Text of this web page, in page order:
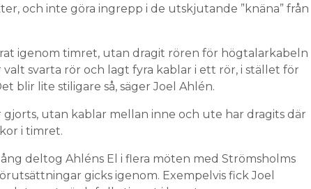
och inte göra ingrepp i de utskjutande ”knäna” från
igenom timret, utan dragit rören för högtalarkabeln
svarta rör och lagt fyra kablar i ett rör, i stället för
blir lite stiligare så, säger Joel Ahlén.
utan kablar mellan inne och ute har dragits där
i timret.
deltog Ahléns El i flera möten med Strömsholms
gicks igenom. Exempelvis fick Joel